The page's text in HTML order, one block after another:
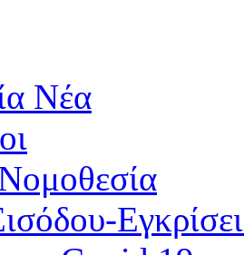
Νέα